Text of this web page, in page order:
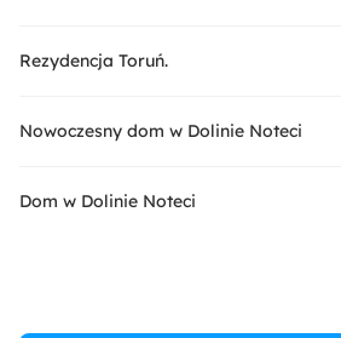
Rezydencja Toruń.
Nowoczesny dom w Dolinie Noteci
Dom w Dolinie Noteci